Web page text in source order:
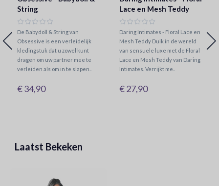
String
De Babydoll & String van
Obsessive is een verleidelijk
kledingstuk dat u zowel kunt
dragen om uw partner mee te
verleiden als om in te slapen..
€ 34,90
Lace en Mesh Teddy
Daring Intimates - Floral Lace en
Mesh Teddy Duik in de wereld
van sensuele luxe met de Floral
Lace en Mesh Teddy van Daring
Intimates. Verrijkt me..
€ 27,90
Laatst Bekeken